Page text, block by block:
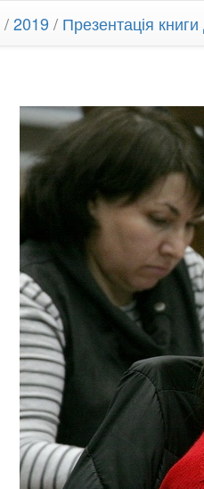
/2019/ Презентація